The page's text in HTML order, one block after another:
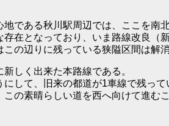
である秋川駅周辺では、ここを南
存在となっており、いま路線改良（
この辺りに残っている狭隘区間は解
しく出来た本路線である。
にして、旧来の都道が1車線で残っ
この素晴らしい道を西へ向けて進む